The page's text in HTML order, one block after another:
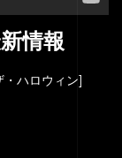
情報
ハロウィン]